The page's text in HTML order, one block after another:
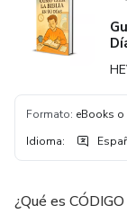
Formato: eBooks
Idioma:
¿Qué es